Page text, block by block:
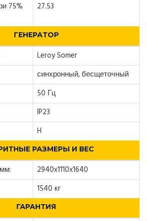
75%
27.53
ГЕНЕРАТОР
Leroy Somer
синхронный, бесщеточный
50 Гц
IP23
H
РАЗМЕРЫ И ВЕС
2940x1110x1640
1540 кг
ГАРАНТИЯ